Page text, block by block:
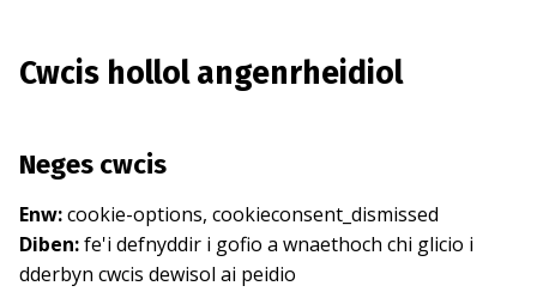
Cwcis hollol angenrheidiol
Neges cwcis
Enw:cookie-options, cookieconsent_dismissed
Diben:fe'i defnyddir i gofio a wnaethoch chi glicio i
dderbyn cwcis dewisol ai peidio